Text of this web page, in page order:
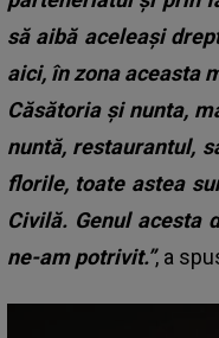
să aibă aceleași
aici, în zona aceasta
Căsătoria și nunta,
nuntă, restaurantul,
florile, toate astea
Civilă. Genul acesta
ne-am potrivit.”, a